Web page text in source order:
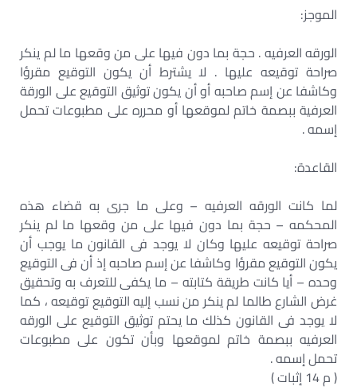
الموجز:
الورقه العرفيه . حجة بما دون فيها على من وقعها ما لم ينكر
صراحة توقيعه عليها . لا يشترط أن يكون التوقيع مقرؤا
وكاشفا عن إسم صاحبه أو أن يكون توثيق التوقيع على الورقة
العرفية ببصمة خاتم لموقعها أو محرره على مطبوعات تحمل
إسمه .
القاعدة:
لما كانت الورقه العرفيه – وعلى ما جرى به قضاء هذه
المحكمه – حجة بما دون فيها على من وقعها ما لم ينكر
صراحة توقيعه عليها وكان لا يوجد فى القانون ما يوجب أن
يكون التوقيع مقرؤا وكاشفا عن إسم صاحبه إذ أن فى التوقيع
وحده – أيا كانت طريقة كتابته – ما يكفى للتعرف به وتحقيق
غرض الشارع طالما لم ينكر من نسب إليه التوقيع توقيعه ، كما
لا يوجد فى القانون كذلك ما يحتم توثيق التوقيع على الورقه
العرفيه ببصمة خاتم لموقعها وبأن تكون على مطبوعات
تحمل إسمه .
( م 14 إثبات )